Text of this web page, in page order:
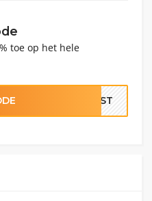
toe op het hele
JUST